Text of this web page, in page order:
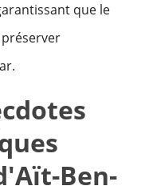
que le
Ben-